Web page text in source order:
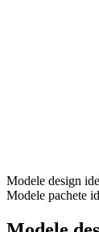
Modele design
Modele pachete